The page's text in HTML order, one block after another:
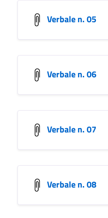
Verbale n. 05
Verbale n. 06
Verbale n. 07
Verbale n. 08